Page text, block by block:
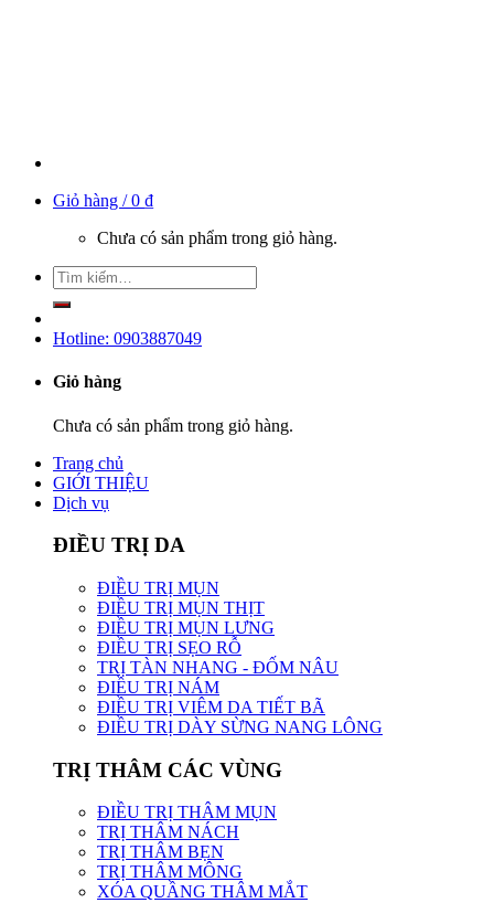
Giỏ hàng /0 ₫
Chưa có sản phẩm trong giỏ hàng.
Hotline: 0903887049
Giỏ hàng
Chưa có sản phẩm trong giỏ hàng.
Trang chủ
GIỚI THIỆU
Dịch vụ
ĐIỀU TRỊ DA
ĐIỀU TRỊ MỤN
ĐIỀU TRỊ MỤN THỊT
ĐIỀU TRỊ MỤN LƯNG
ĐIỀU TRỊ SẸO RỖ
TRỊ TÀN NHANG - ĐỐM NÂU
ĐIỀU TRỊ NÁM
ĐIỀU TRỊ VIÊM DA TIẾT BÃ
ĐIỀU TRỊ DÀY SỪNG NANG LÔNG
TRỊ THÂM CÁC VÙNG
ĐIỀU TRỊ THÂM MỤN
TRỊ THÂM NÁCH
TRỊ THÂM BẸN
TRỊ THÂM MÔNG
XÓA QUẦNG THÂM MẮT